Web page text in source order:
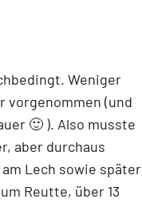
Weniger
vorgenommen (und
🙂 ). Also musste
aber durchaus
Lech sowie später
Reutte, über 13